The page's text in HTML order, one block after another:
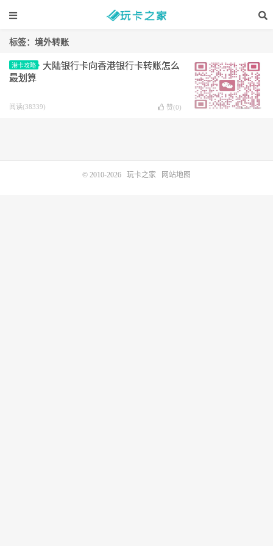
标签：境外转账
港卡攻略
大陆银行卡向香港银行卡转账怎么
最划算
阅读(38339) 赞(0)
© 2010-2026 玩卡之家 网站地图